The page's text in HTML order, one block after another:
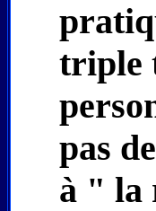
triple
pas
à " la